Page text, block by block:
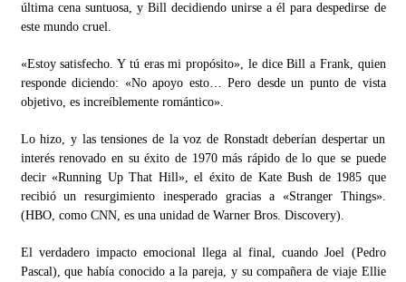
última cena suntuosa, y Bill decidiendo unirse a él para despedirse de
este mundo cruel.
«Estoy satisfecho. Y tú eras mi propósito», le dice Bill a Frank, quien
responde diciendo: «No apoyo esto… Pero desde un punto de vista
objetivo, es increíblemente romántico».
Lo hizo, y las tensiones de la voz de Ronstadt deberían despertar un
interés renovado en su éxito de 1970 más rápido de lo que se puede
decir «Running Up That Hill», el éxito de Kate Bush de 1985 que
recibió un resurgimiento inesperado gracias a «Stranger Things».
(HBO, como CNN, es una unidad de Warner Bros. Discovery).
El verdadero impacto emocional llega al final, cuando Joel (Pedro
Pascal), que había conocido a la pareja, y su compañera de viaje Ellie